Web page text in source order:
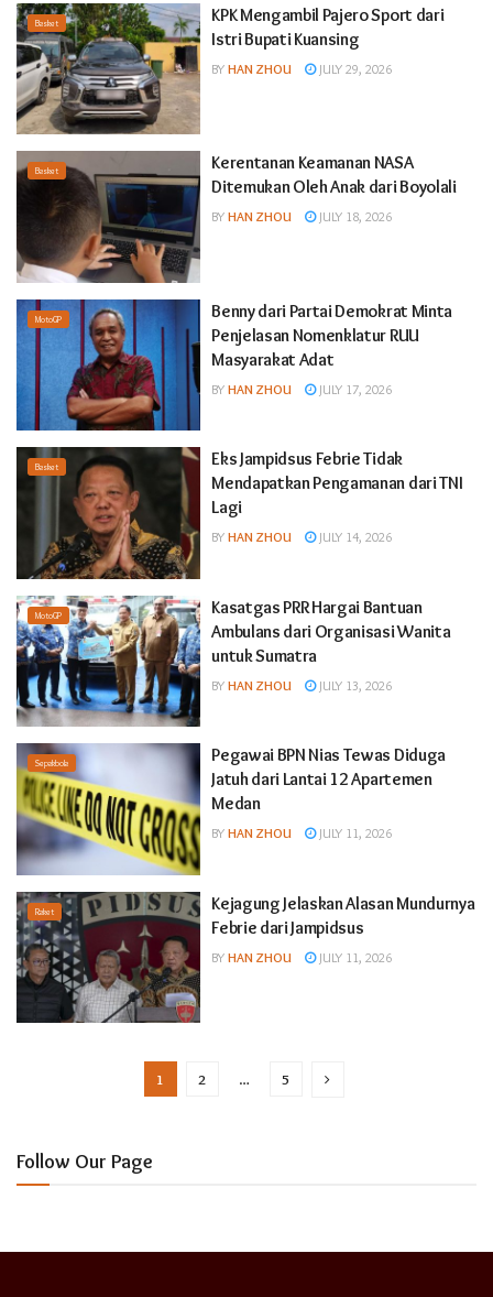
Basket
KPK Mengambil Pajero Sport dari
Istri Bupati Kuansing
BY HAN ZHOU JULY 29, 2026
Basket
Kerentanan Keamanan NASA
Ditemukan Oleh Anak dari Boyolali
BY HAN ZHOU JULY 18, 2026
MotoGP
Benny dari Partai Demokrat Minta
Penjelasan Nomenklatur RUU
Masyarakat Adat
BY HAN ZHOU JULY 17, 2026
Basket
Eks Jampidsus Febrie Tidak
Mendapatkan Pengamanan dari TNI
Lagi
BY HAN ZHOU JULY 14, 2026
MotoGP
Kasatgas PRR Hargai Bantuan
Ambulans dari Organisasi Wanita
untuk Sumatra
BY HAN ZHOU JULY 13, 2026
Sepakbola
Pegawai BPN Nias Tewas Diduga
Jatuh dari Lantai 12 Apartemen
Medan
BY HAN ZHOU JULY 11, 2026
Raket
Kejagung Jelaskan Alasan Mundurnya
Febrie dari Jampidsus
BY HAN ZHOU JULY 11, 2026
1 2 … 5
Follow Our Page